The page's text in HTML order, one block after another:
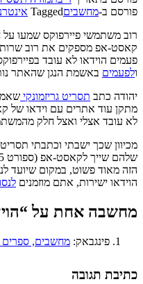
פורסם ב-מחשביםTagged
רוב משתמשי פיירפוקס שמעו
קאסט-אפ מספקים את רוב
פעמים הוידאו לא עובד
ולפעמים באשמת הנגן שהאתר
יהודה כתב תסריט גריזמונקי
מתקן עוד אתרים עם וידאו
לא עובד אצלי ואצל חלק
מכיוון שכך ישבתי וכתבתי
הזה מאוד פשוט, במקום שיועד
הוידאו ישירות, אתם מוזמנים
מחשבה אחת על “
פינגבאק: מחשבים, ספרים
כתיבת תגובה